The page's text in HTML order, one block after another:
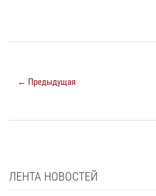
← Предыдущая
ЛЕНТА НОВОСТЕЙ